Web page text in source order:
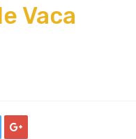
Vaca